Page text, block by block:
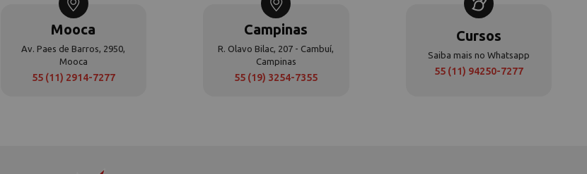
Mooca
Av. Paes de Barros, 2950,
Mooca
55 (11) 2914-7277
Campinas
R. Olavo Bilac, 207 - Cambuí,
Campinas
55 (19) 3254-7355
Cursos
Saiba mais no Whatsapp
55 (11) 94250-7277